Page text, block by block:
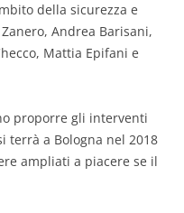
della sicurezza e
Andrea Barisani,
Mattia Epifani e
proporre gli interventi
terrà a Bologna nel 2018
ampliati a piacere se il